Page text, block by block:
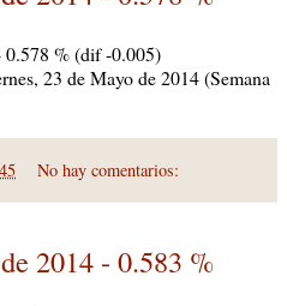
% (dif -0.005)
23 de Mayo de 2014 (Semana
No hay comentarios:
2014 - 0.583 %